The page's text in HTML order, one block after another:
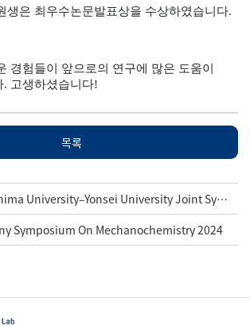
생은 최우수논문발표상을 수상하였습니다.
경험들이 앞으로의 연구에 많은 도움이
. 고생하셨습니다!​
목록
University–Yonsei University Joint Symposium
Symposium On Mechanochemistry 2024